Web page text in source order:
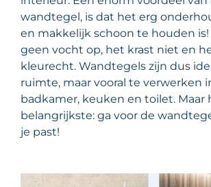
wandtegel, is dat het erg
en makkelijk schoon te houden
geen vocht op, het krast niet en
kleurecht. Wandtegels zijn dus
ruimte, maar vooral te verwerken
badkamer, keuken en toilet. Maar
belangrijkste: ga voor de
je past!